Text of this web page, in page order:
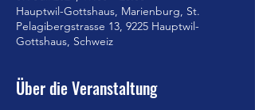
Hauptwil-Gottshaus, Marienburg, St.
Pelagibergstrasse 13, 9225 Hauptwil-
Gottshaus, Schweiz
Über die Veranstaltung